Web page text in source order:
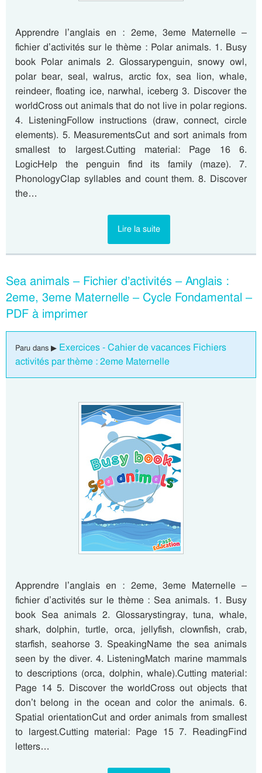
Apprendre l’anglais en : 2eme, 3eme Maternelle –
fichier d’activités sur le thème : Polar animals. 1. Busy
book Polar animals 2. Glossarypenguin, snowy owl,
polar bear, seal, walrus, arctic fox, sea lion, whale,
reindeer, floating ice, narwhal, iceberg 3. Discover the
worldCross out animals that do not live in polar regions.
4. ListeningFollow instructions (draw, connect, circle
elements). 5. MeasurementsCut and sort animals from
smallest to largest.Cutting material: Page 16 6.
LogicHelp the penguin find its family (maze). 7.
PhonologyClap syllables and count them. 8. Discover
the…
Lire la suite
Sea animals – Fichier d’activités – Anglais :
2eme, 3eme Maternelle – Cycle Fondamental –
PDF à imprimer
Paru dans ▶ Exercices - Cahier de vacances Fichiers
activités par thème : 2eme Maternelle
Apprendre l’anglais en : 2eme, 3eme Maternelle –
fichier d’activités sur le thème : Sea animals. 1. Busy
book Sea animals 2. Glossarystingray, tuna, whale,
shark, dolphin, turtle, orca, jellyfish, clownfish, crab,
starfish, seahorse 3. SpeakingName the sea animals
seen by the diver. 4. ListeningMatch marine mammals
to descriptions (orca, dolphin, whale).Cutting material:
Page 14 5. Discover the worldCross out objects that
don’t belong in the ocean and color the animals. 6.
Spatial orientationCut and order animals from smallest
to largest.Cutting material: Page 15 7. ReadingFind
letters…